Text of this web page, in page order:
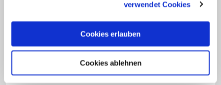
verwendet Cookies
Cookies erlauben
Cookies ablehnen
verursachte." Hinweise auf
Fremdeinwirkung gebe es derzeit nicht,
die Ermittlungen seien noch nicht
abgeschlossen.